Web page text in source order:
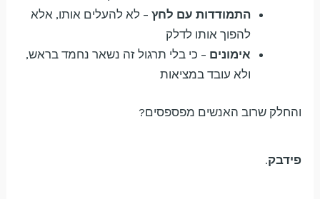
התמודדות עם לחץ – לא להעלים אותו, אלא
להפוך אותו לדלק
אימונים – כי בלי תרגול זה נשאר נחמד בראש,
ולא עובד במציאות
והחלק שרוב האנשים מפספסים?
פידבק.